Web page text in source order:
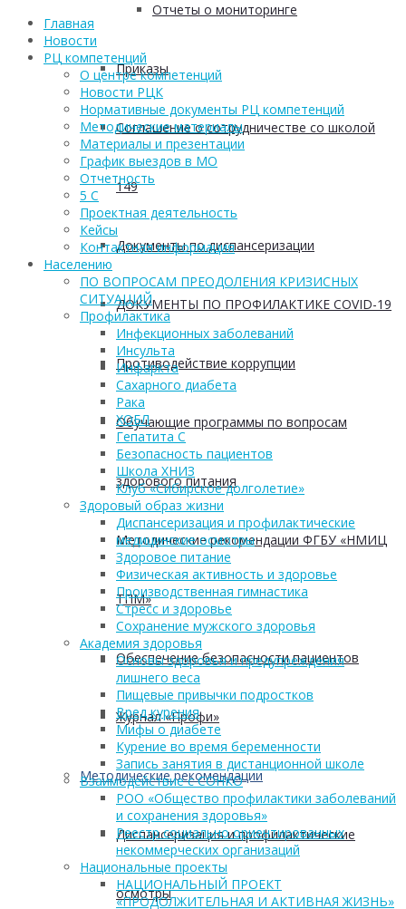
Отчеты о мониторинге
Приказы
Соглашение о сотрудничестве со школой
149
Документы по диспансеризации
ДОКУМЕНТЫ ПО ПРОФИЛАКТИКЕ COVID-19
Противодействие коррупции
Обучающие программы по вопросам
здорового питания
Методические рекомендации ФГБУ «НМИЦ
ТПМ»
Обеспечение безопасности пациентов
Журнал «Профи»
Методические рекомендации
Диспансеризация и профилактические
осмотры
Главная
Новости
РЦ компетенций
О центре компетенций
Новости РЦК
Нормативные документы РЦ компетенций
Методические материалы
Материалы и презентации
График выездов в МО
Отчетность
5 С
Проектная деятельность
Кейсы
Контактная информация
Населению
ПО ВОПРОСАМ ПРЕОДОЛЕНИЯ КРИЗИСНЫХ
СИТУАЦИЙ
Профилактика
Инфекционных заболеваний
Инсульта
Инфаркта
Сахарного диабета
Рака
ХОБЛ
Гепатита С
Безопасность пациентов
Школа ХНИЗ
Клуб «Сибирское долголетие»
Здоровый образ жизни
Диспансеризация и профилактические
медицинские осмотры
Здоровое питание
Физическая активность и здоровье
Производственная гимнастика
Стресс и здоровье
Сохранение мужского здоровья
Академия здоровья
Основы здоровья и предупреждения
лишнего веса
Пищевые привычки подростков
Вред курения
Мифы о диабете
Курение во время беременности
Запись занятия в дистанционной школе
Взаимодействие с СОНКО
РОО «Общество профилактики заболеваний
и сохранения здоровья»
Реестр социально ориентированных
некоммерческих организаций
Национальные проекты
НАЦИОНАЛЬНЫЙ ПРОЕКТ
«ПРОДОЛЖИТЕЛЬНАЯ И АКТИВНАЯ ЖИЗНЬ»